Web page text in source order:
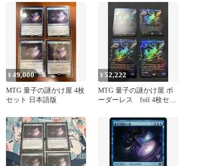
¥49,000
MTG 量子の謎かけ屋 4枚
セット 日本語版
¥52,222
MTG 量子の謎かけ屋 ボ
ーダーレス foil 4枚セッ